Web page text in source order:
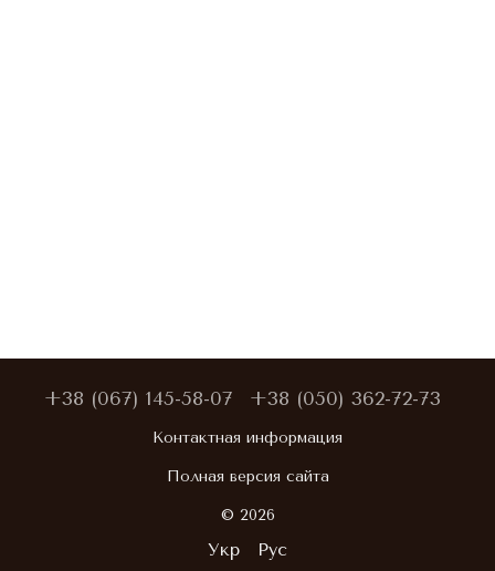
+38 (067) 145-58-07 +38 (050) 362-72-73
Контактная информация
Полная версия сайта
© 2026
Укр Рус